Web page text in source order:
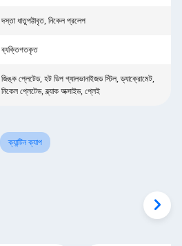
দস্তা ধাতুপট্টাবৃত, নিকেল প্রলেপ
ব্যক্তিগতকৃত
জিঙ্ক প্লেটেড, হট ডিপ গ্যালভানাইজড স্টিল, ড্যাক্রোমেট,
নিকেল প্লেটেড, ব্ল্যাক অক্সাইড, প্লেই
ক্যান্টিন ক্যাপ